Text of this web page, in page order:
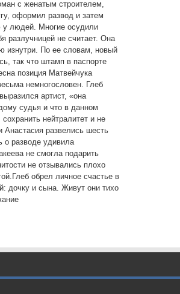
с женатым строителем,
оформил развод и затем
у людей. Многие осудили
разлучницей не считает. Она
изнутри. По ее словам, новый
так что штамп в паспорте
позиция Матвейчука
немногословен. Глеб
артист, «она
судья и что в данном
нейтралитет и не
Анастасия развелись шесть
о разводе удивила
не смогла подарить
не отзывались плохо
обрел личное счастье в
дочку и сына. Живут они тихо